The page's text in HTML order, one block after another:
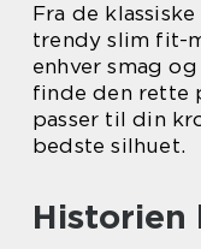
Fra de
trendy slim fit-
enhver smag
finde den rette
passer til din
bedste silhuet.
Historien